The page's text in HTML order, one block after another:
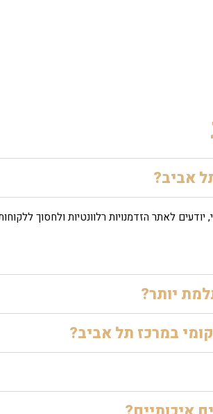
אביב?
לאתר הזדמנויות רלוונטיות ולחסוך
יותר?
במרכז תל אביב?